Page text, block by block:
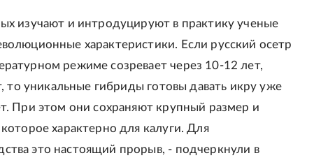
изучают и интродуцируют в практику ученые
характеристики. Если русский осетр
режиме созревает через 10-12 лет,
то уникальные гибриды готовы давать икру уже
При этом они сохраняют крупный размер и
характерно для калуги. Для
это настоящий прорыв, - подчеркнули в